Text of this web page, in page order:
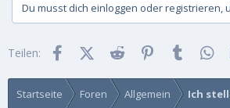
Du musst dich einloggen oder registrieren,
Teilen: FacebookX (Twitter)
Reddit PinterestTumblr
Startseite Foren Allgemein Ich